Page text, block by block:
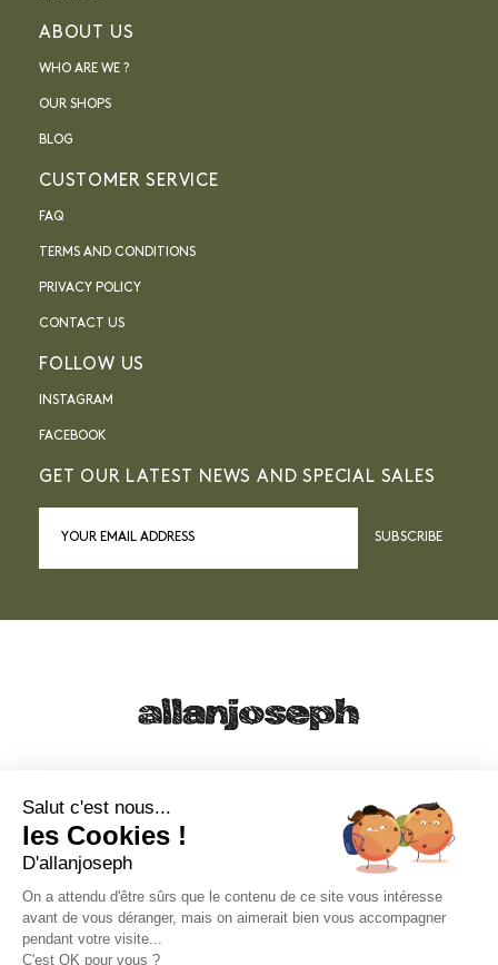
ABOUT US
WHO ARE WE ?
OUR SHOPS
BLOG
CUSTOMER SERVICE
FAQ
TERMS AND CONDITIONS
PRIVACY POLICY
CONTACT US
FOLLOW US
INSTAGRAM
FACEBOOK
GET OUR LATEST NEWS AND SPECIAL SALES
SUBSCRIBE
49, RUE FRANCIS DAVSO - 13001 MARSEILLE
eshop@allanjoseph.com
Salut c'est nous...
les Cookies !
D'allanjoseph
On a attendu d'être sûrs que le contenu de ce site vous intéresse
avant de vous déranger, mais on aimerait bien vous accompagner
pendant votre visite...
C'est OK pour vous ?